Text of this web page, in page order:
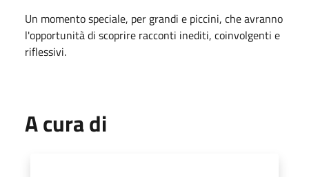
Un momento speciale, per grandi e piccini, che avranno
l'opportunità di scoprire racconti inediti, coinvolgenti e
riflessivi.
A cura di